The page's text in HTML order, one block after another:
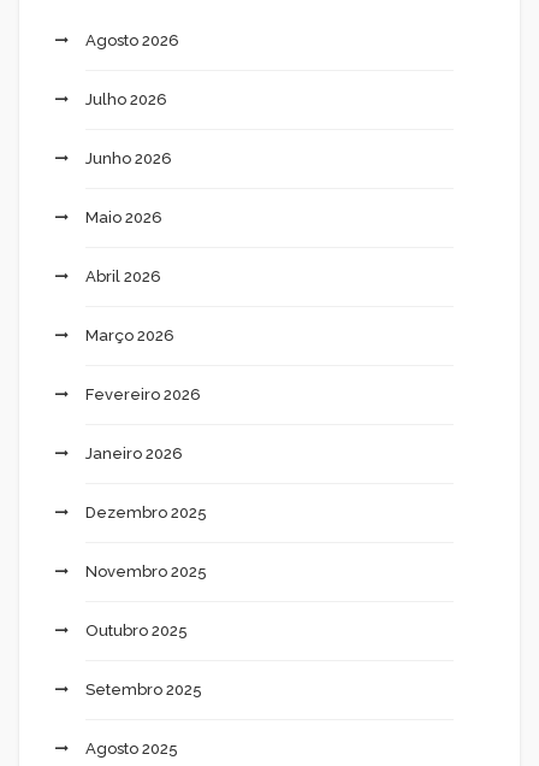
Agosto 2026
Julho 2026
Junho 2026
Maio 2026
Abril 2026
Março 2026
Fevereiro 2026
Janeiro 2026
Dezembro 2025
Novembro 2025
Outubro 2025
Setembro 2025
Agosto 2025